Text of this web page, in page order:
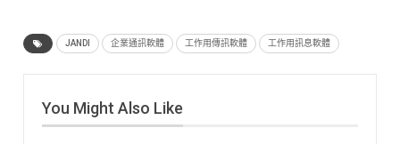
JANDI 企業通訊軟體 工作用傳訊軟體 工作用訊息軟體
You Might Also Like